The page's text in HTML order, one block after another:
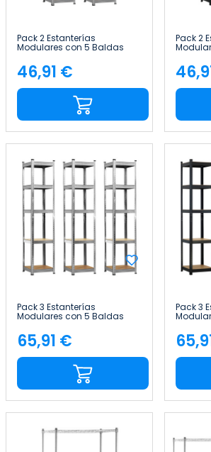
Pack 2 Estanterías
Modulares con 5 Baldas
175Kg Thinia Home
Precio
46,91 €
Pack 2
175Kg
Pack 3 Estanterías
Modulares con 5 Baldas
175Kg Thinia Home
Precio
65,91 €
Pack 3
175Kg